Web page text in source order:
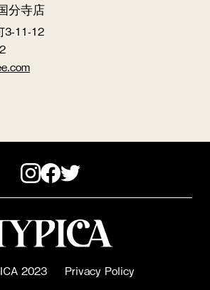
分寺店
3-11-12
2023 Privacy Policy